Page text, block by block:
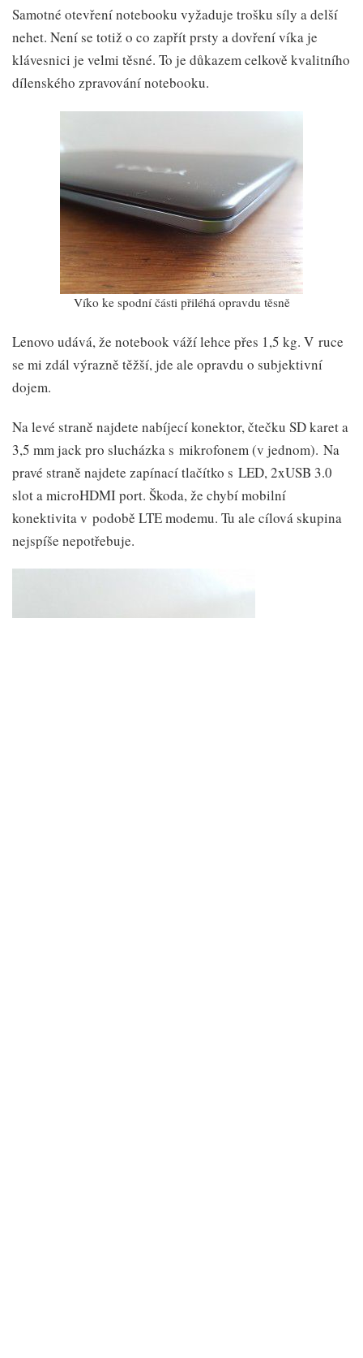
Samotné otevření notebooku vyžaduje trošku síly a delší
nehet. Není se totiž o co zapřít prsty a dovření víka je
klávesnici je velmi těsné. To je důkazem celkově kvalitního
dílenského zpravování notebooku.
Víko ke spodní části přiléhá opravdu těsně
Lenovo udává, že notebook váží lehce přes 1,5 kg. V ruce
se mi zdál výrazně těžší, jde ale opravdu o subjektivní
dojem.
Na levé straně najdete nabíjecí konektor, čtečku SD karet a
3,5 mm jack pro slucházka s mikrofonem (v jednom). Na
pravé straně najdete zapínací tlačítko s LED, 2xUSB 3.0
slot a microHDMI port. Škoda, že chybí mobilní
konektivita v podobě LTE modemu. Tu ale cílová skupina
nejspíše nepotřebuje.